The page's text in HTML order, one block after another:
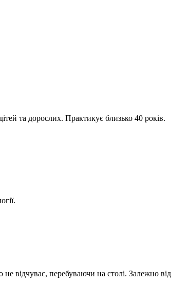
та дорослих. Практикує близько 40 років.
не відчуває, перебуваючи на столі. Залежно від